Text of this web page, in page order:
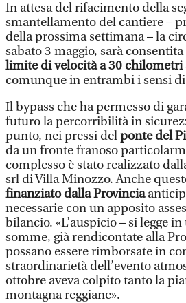
In attesa del rifacimento della
smantellamento del cantiere –
della prossima settimana – la
sabato 3 maggio, sarà
limite di velocità a 30 chilometri
comunque in entrambi i sensi
Il bypass che ha permesso di
futuro la percorribilità in
punto, nei pressi delponte del
da un fronte franoso
complesso è stato realizzato
srl di Villa Minozzo. Anche
finanziato dalla Provincia
necessarie con un apposito
bilancio. «L’auspicio – si legge
somme, già rendicontate alla
possano essere rimborsate in
straordinarietà dell’evento
ottobre aveva colpito tanto la
montagna reggiane».